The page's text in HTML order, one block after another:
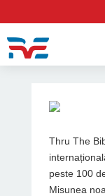
Thru The
peste 100
Misunea